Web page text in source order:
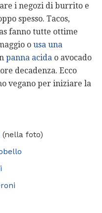
i negozi di burrito e
spesso. Tacos,
fanno tutte ottime
o usa una
panna acida o avocado
decadenza. Ecco
vegano per iniziare la
(nella foto)